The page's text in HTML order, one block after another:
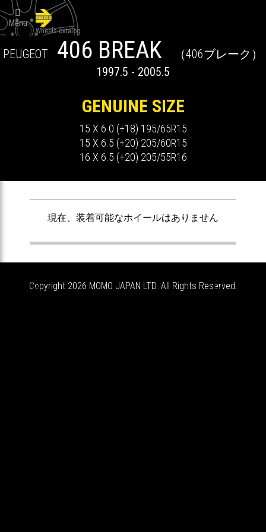
Wheels catalog

Menu
PEUGEOT 406 BREAK （406ブレーク）
1997.5 - 2005.5
GENUINE SIZE
15 X 6.0 (+18) 195/65R15
15 X 6.5 (+20) 205/60R15
16 X 6.5 (+20) 205/55R16
現在、装着可能なホイールはありません
 
Copyright 2026 MOMO JAPAN LTD. All Rights Reserved.